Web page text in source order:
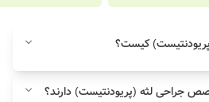
کیست؟
جراحی لثه (پریودنتیست) دارند؟